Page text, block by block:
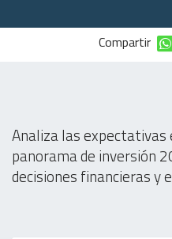
Compartir
Analiza las expectativas
panorama de inversión
decisiones financieras y